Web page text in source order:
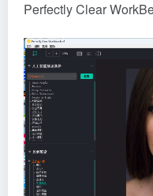
Perfectly Clear